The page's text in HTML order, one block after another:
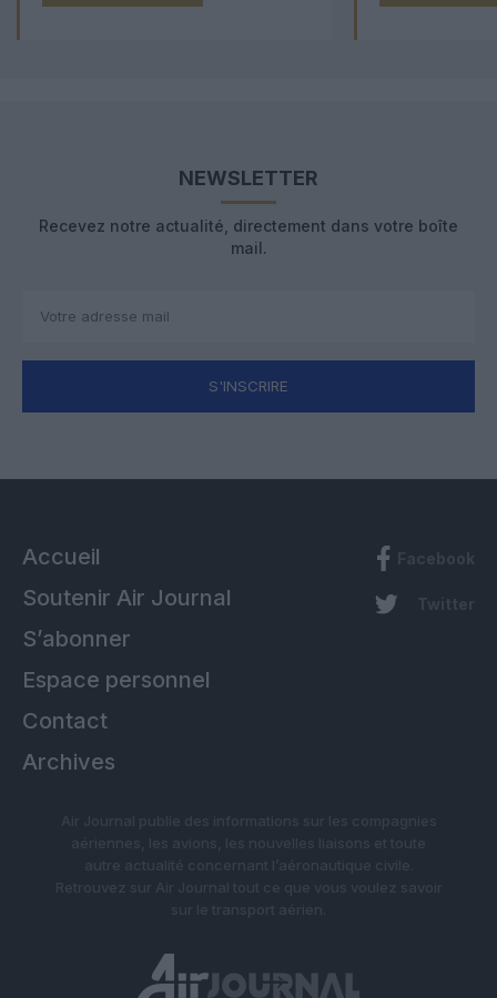
NEWSLETTER
Recevez notre actualité, directement dans votre boîte
mail.
S'INSCRIRE
Accueil
Soutenir Air Journal
S’abonner
Espace personnel
Contact
Archives